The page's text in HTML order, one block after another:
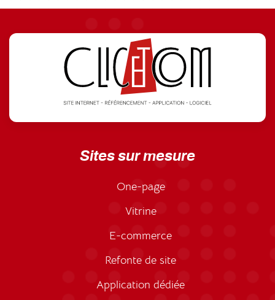
Sites sur mesure
One-page
Vitrine
E-commerce
Refonte de site
Application dédiée